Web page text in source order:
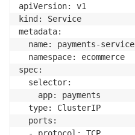
apiVersion: v1
kind: Service
metadata:
  name: payments-service
  namespace: ecommerce
spec:
  selector:
    app: payments
  type: ClusterIP
  ports: